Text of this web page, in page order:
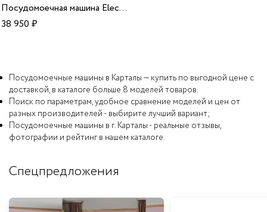
Посудомоечная машина Electrolux ESF 9552 LOW
38 950₽
Посудомоечные машины в Карталы — купить по выгодной цене с
доставкой, в каталоге больше 8 моделей товаров.
Поиск по параметрам, удобное сравнение моделей и цен от
разных производителей - выбирите лучший вариант;
Посудомоечные машины в г. Карталы - реальные отзывы,
фотографии и рейтинг в нашем каталоге.
Спецпредложения